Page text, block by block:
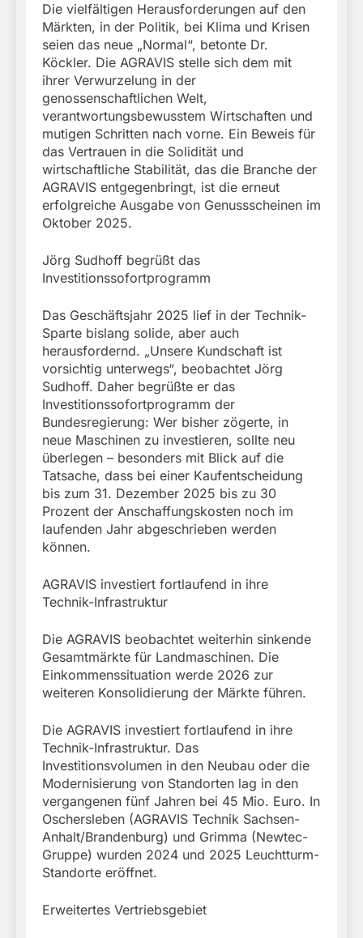
Die vielfältigen Herausforderungen auf den
Märkten, in der Politik, bei Klima und Krisen
seien das neue „Normal“, betonte Dr.
Köckler. Die AGRAVIS stelle sich dem mit
ihrer Verwurzelung in der
genossenschaftlichen Welt,
verantwortungsbewusstem Wirtschaften und
mutigen Schritten nach vorne. Ein Beweis für
das Vertrauen in die Solidität und
wirtschaftliche Stabilität, das die Branche der
AGRAVIS entgegenbringt, ist die erneut
erfolgreiche Ausgabe von Genussscheinen im
Oktober 2025.
Jörg Sudhoff begrüßt das
Investitionssofortprogramm
Das Geschäftsjahr 2025 lief in der Technik-
Sparte bislang solide, aber auch
herausfordernd. „Unsere Kundschaft ist
vorsichtig unterwegs“, beobachtet Jörg
Sudhoff. Daher begrüßte er das
Investitionssofortprogramm der
Bundesregierung: Wer bisher zögerte, in
neue Maschinen zu investieren, sollte neu
überlegen – besonders mit Blick auf die
Tatsache, dass bei einer Kaufentscheidung
bis zum 31. Dezember 2025 bis zu 30
Prozent der Anschaffungskosten noch im
laufenden Jahr abgeschrieben werden
können.
AGRAVIS investiert fortlaufend in ihre
Technik-Infrastruktur
Die AGRAVIS beobachtet weiterhin sinkende
Gesamtmärkte für Landmaschinen. Die
Einkommenssituation werde 2026 zur
weiteren Konsolidierung der Märkte führen.
Die AGRAVIS investiert fortlaufend in ihre
Technik-Infrastruktur. Das
Investitionsvolumen in den Neubau oder die
Modernisierung von Standorten lag in den
vergangenen fünf Jahren bei 45 Mio. Euro. In
Oschersleben (AGRAVIS Technik Sachsen-
Anhalt/Brandenburg) und Grimma (Newtec-
Gruppe) wurden 2024 und 2025 Leuchtturm-
Standorte eröffnet.
Erweitertes Vertriebsgebiet